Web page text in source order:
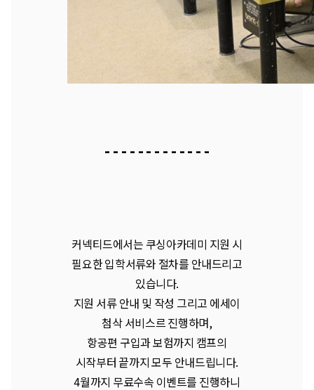
- - - - - - - - - - - - -
커넥티드에서는 쿠싱아카데미 지원 시
필요한 입학서류와 절차를 안내드리고
있습니다.
지원 서류 안내 및 작성 그리고 에세이
첨삭 서비스르 진행하며,
항공편 구입과 보험까지 캠프의
시작부터 끝까지 모두 안내드립니다.
4월까지 무료수속 이벤트를 진행하니